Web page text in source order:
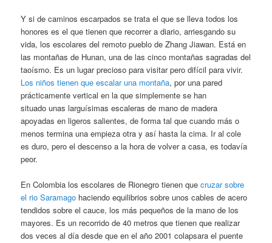
Y si de caminos escarpados se trata el que se lleva todos los
honores es el que tienen que recorrer a diario, arriesgando su
vida, los escolares del remoto pueblo de Zhang Jiawan. Está en
las montañas de Hunan, una de las cinco montañas sagradas del
taoísmo. Es un lugar precioso para visitar pero difícil para vivir.
Los niños tienen que escalar una montaña, por una pared
prácticamente vertical en la que simplemente se han
situado unas larguísimas escaleras de mano de madera
apoyadas en ligeros salientes, de forma tal que cuando más o
menos termina una empieza otra y así hasta la cima. Ir al cole
es duro, pero el descenso a la hora de volver a casa, es todavía
peor.
En Colombia los escolares de Rionegro tienen quecruzar sobre
el rio Saramago haciendo equilibrios sobre unos cables de acero
tendidos sobre el cauce, los más pequeños de la mano de los
mayores. Es un recorrido de 40 metros que tienen que realizar
dos veces al día desde que en el año 2001 colapsara el puente